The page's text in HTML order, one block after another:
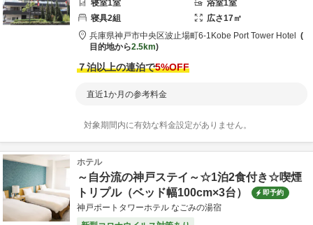
寝室1室 浴室1室
寝具2組 広さ17㎡
兵庫県神戸市中央区波止場町6-1 Kobe Port Tower Hotel
目的地から2.5km
７泊以上の連泊で5%OFF
直近1か月の参考料金
対象期間内に有効な料金設定がありません。
ホテル
～自分流の神戸ステイ～☆1泊2食付き☆喫煙
トリプル（ベッド幅100cm×3台）
即予約
神戸ポートタワーホテル なごみの湯宿